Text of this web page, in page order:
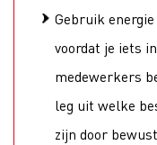
Gebruik
voordat je iets
medewerkers
leg uit welke
zijn door